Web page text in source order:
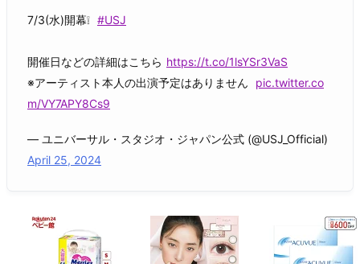
7/3(水)開幕❕ #USJ
開催日などの詳細はこちら https://t.co/1lsYSr3VaS
※アーティスト本人の出演予定はありません
pic.twitter.co
m/VY7APY8Cs9
— ユニバーサル・スタジオ・ジャパン公式 (@USJ_Official)
April 25, 2024